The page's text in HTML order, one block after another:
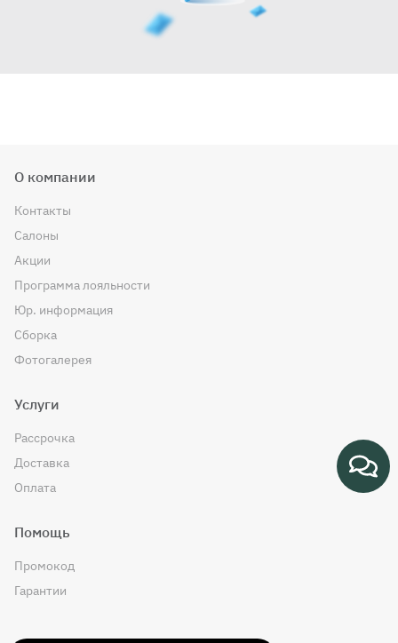
О компании
Контакты
Салоны
Акции
Программа лояльности
Юр. информация
Сборка
Фотогалерея
Услуги
Рассрочка
Доставка
Оплата
Помощь
Промокод
Гарантии